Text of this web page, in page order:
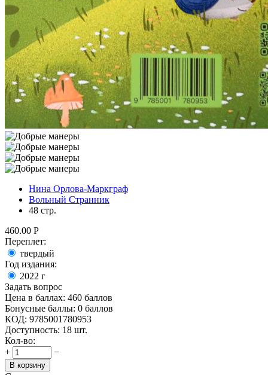
Нина Орлова-Маркграф
Вольный Странник
48 стр.
460.00 Р
Переплет:
твердый
Год издания:
2022 г
Задать вопрос
Цена в баллах: 460 баллов
Бонусные баллы: 0 баллов
КОД: 9785001780953
Доступность: 18 шт.
Кол-во:
+
−
В корзину